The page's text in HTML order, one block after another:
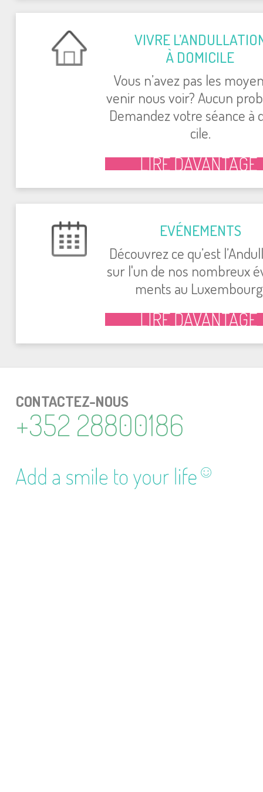
VIVRE
À DOMI­CILE
Vous n’avez pas les
venir nous voir? Aucun
Deman­dez votre séance
cile.
LIRE DAVAN­TAGE
EVÉ­NE­MENTS
Décou­vrez ce qu’est
sur l'un de nos nom­breux
ments au
LIRE DAVAN­TAGE
CONTAC­TEZ-NOUS
+352 28800186